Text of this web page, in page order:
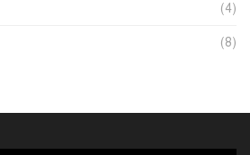
(4)
(8)